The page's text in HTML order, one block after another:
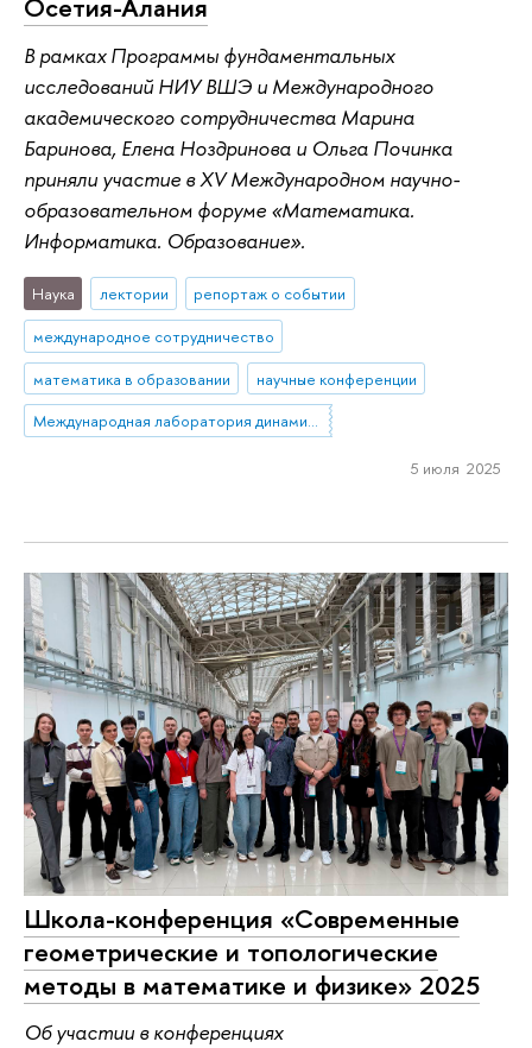
Осетия-Алания
В рамках Программы фундаментальных
исследований НИУ ВШЭ и Международного
академического сотрудничества Марина
Баринова, Елена Ноздринова и Ольга Починка
приняли участие в XV Международном научно-
образовательном форуме «Математика.
Информатика. Образование».
Наука лектории
репортаж о событии
международное сотрудничество
математика в образовании
научные конференции
Международная лаборатория динамических систем и приложений
5 июля 2025
Школа-конференция «Современные
геометрические и топологические
методы в математике и физике» 2025
Об участии в конференциях